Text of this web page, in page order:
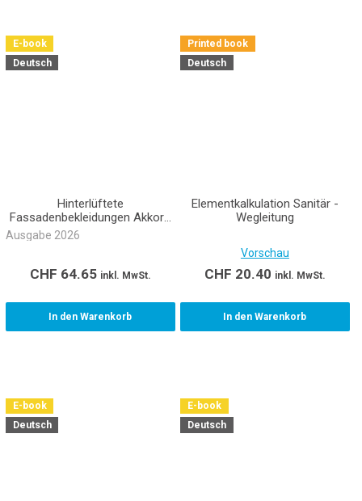
E-book
Deutsch
Hinterlüftete
Fassadenbekleidungen Akkord
NPK 343 (E-Book)
Ausgabe 2026
CHF 64.65 inkl. MwSt.
In den Warenkorb
Printed book
Deutsch
Elementkalkulation Sanitär -
Wegleitung
Vorschau
CHF 20.40 inkl. MwSt.
In den Warenkorb
E-book
Deutsch
E-book
Deutsch